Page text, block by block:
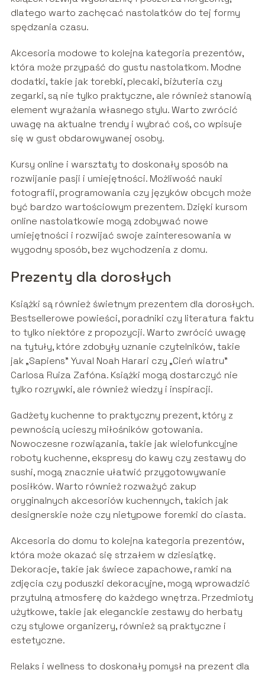
dlatego warto zachęcać nastolatków do tej formy
spędzania czasu.
Akcesoria modowe to kolejna kategoria prezentów,
która może przypaść do gustu nastolatkom. Modne
dodatki, takie jak torebki, plecaki, biżuteria czy
zegarki, są nie tylko praktyczne, ale również stanowią
element wyrażania własnego stylu. Warto zwrócić
uwagę na aktualne trendy i wybrać coś, co wpisuje
się w gust obdarowywanej osoby.
Kursy online i warsztaty to doskonały sposób na
rozwijanie pasji i umiejętności. Możliwość nauki
fotografii, programowania czy języków obcych może
być bardzo wartościowym prezentem. Dzięki kursom
online nastolatkowie mogą zdobywać nowe
umiejętności i rozwijać swoje zainteresowania w
wygodny sposób, bez wychodzenia z domu.
Prezenty dla dorosłych
Książki są również świetnym prezentem dla dorosłych.
Bestsellerowe powieści, poradniki czy literatura faktu
to tylko niektóre z propozycji. Warto zwrócić uwagę
na tytuły, które zdobyły uznanie czytelników, takie
jak „Sapiens” Yuval Noah Harari czy „Cień wiatru”
Carlosa Ruiza Zafóna. Książki mogą dostarczyć nie
tylko rozrywki, ale również wiedzy i inspiracji.
Gadżety kuchenne to praktyczny prezent, który z
pewnością ucieszy miłośników gotowania.
Nowoczesne rozwiązania, takie jak wielofunkcyjne
roboty kuchenne, ekspresy do kawy czy zestawy do
sushi, mogą znacznie ułatwić przygotowywanie
posiłków. Warto również rozważyć zakup
oryginalnych akcesoriów kuchennych, takich jak
designerskie noże czy nietypowe foremki do ciasta.
Akcesoria do domu to kolejna kategoria prezentów,
która może okazać się strzałem w dziesiątkę.
Dekoracje, takie jak świece zapachowe, ramki na
zdjęcia czy poduszki dekoracyjne, mogą wprowadzić
przytulną atmosferę do każdego wnętrza. Przedmioty
użytkowe, takie jak eleganckie zestawy do herbaty
czy stylowe organizery, również są praktyczne i
estetyczne.
Relaks i wellness to doskonały pomysł na prezent dla